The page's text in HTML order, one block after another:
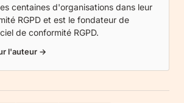
centaines d'organisations dans leur
RGPD et est le fondateur de
de conformité RGPD.
l'auteur →